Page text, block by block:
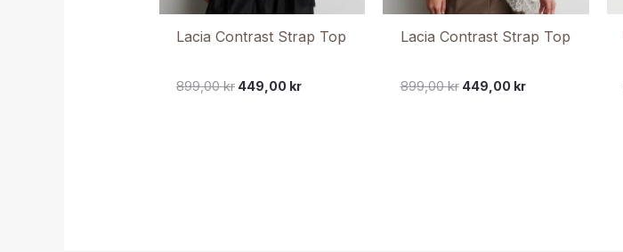
Lacia Contrast Strap Top
899,00kr 449,00 kr
Lacia Contrast Strap Top
899,00kr 449,00 kr